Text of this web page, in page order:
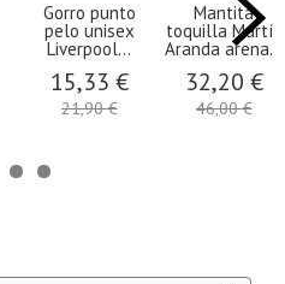
Gorro punto
pelo unisex
Liverpool...
15,33 €
21,90 €
Mantita
toquilla Martín
Aranda arena...
32,20 €
46,00 €